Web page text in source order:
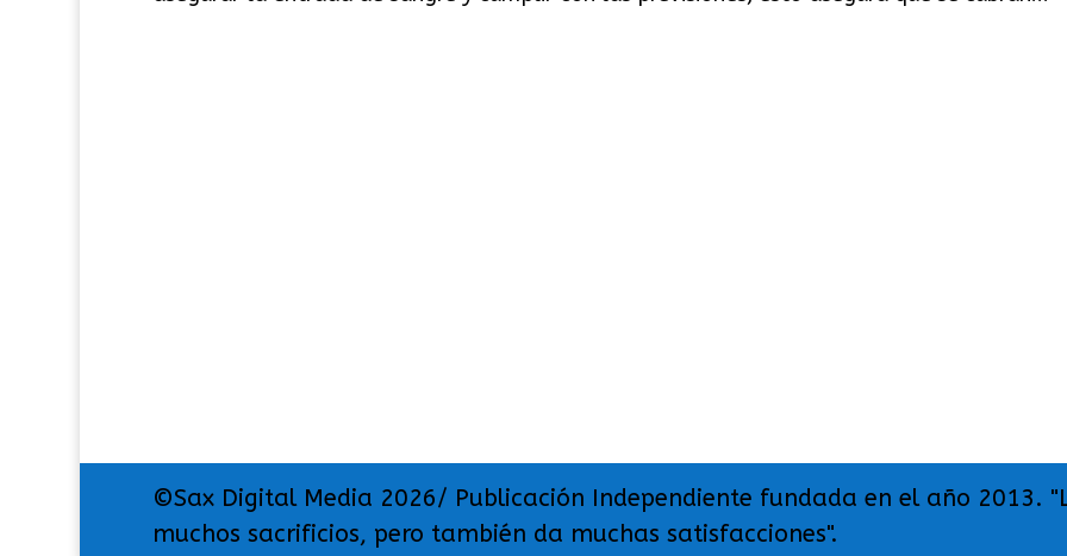
©Sax Digital Media 2026/ Publicación Independiente fundada en el año 2013.
muchos sacrificios, pero también da muchas satisfacciones".